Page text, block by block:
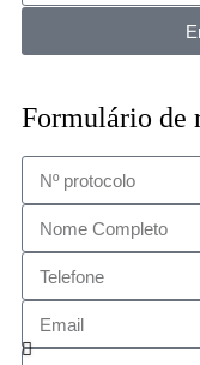
Formulário de